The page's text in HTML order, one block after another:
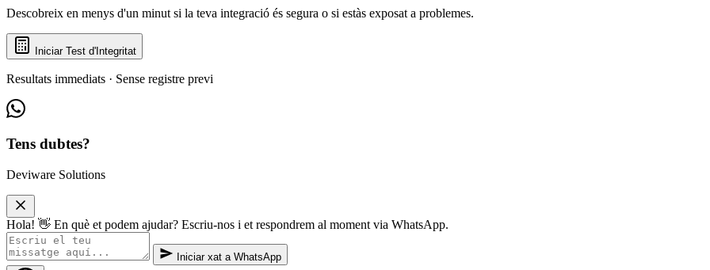
Descobreix en menys d'un minut si la teva integració és segura o si estàs exposat a problemes.
Iniciar Test d'Integritat
Resultats immediats · Sense registre previ
Tens dubtes?
Deviware Solutions
Hola! 👋 En què et podem ajudar? Escriu-nos i et respondrem al moment via WhatsApp.
Iniciar xat a WhatsApp